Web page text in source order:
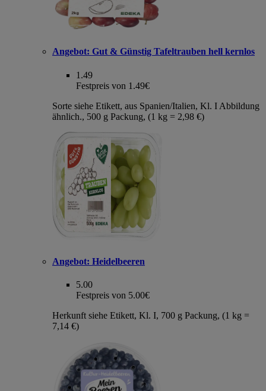
Angebot: Gut & Günstig Tafeltrauben hell kernlos
1.49
Festpreis von 1.49€
Sorte siehe Etikett, aus Spanien/Italien, Kl. I Abbildung
ähnlich., 500 g Packung, (1 kg = 2,98 €)
Angebot: Heidelbeeren
5.00
Festpreis von 5.00€
Herkunft siehe Etikett, Kl. I, 700 g Packung, (1 kg =
7,14 €)